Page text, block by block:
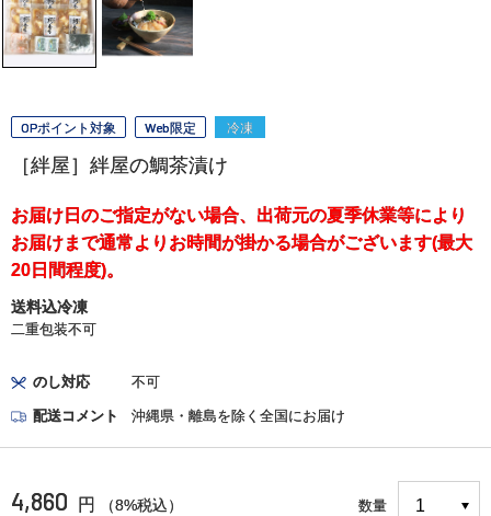
OPポイント対象 Web限定 冷凍
［絆屋］絆屋の鯛茶漬け
お届け日のご指定がない場合、出荷元の夏季休業等により
お届けまで通常よりお時間が掛かる場合がございます(最大
20日間程度)。
送料込冷凍
二重包装不可
のし対応 不可
配送コメント 沖縄県・離島を除く全国にお届け
4,860 円 （8%税込） 数量